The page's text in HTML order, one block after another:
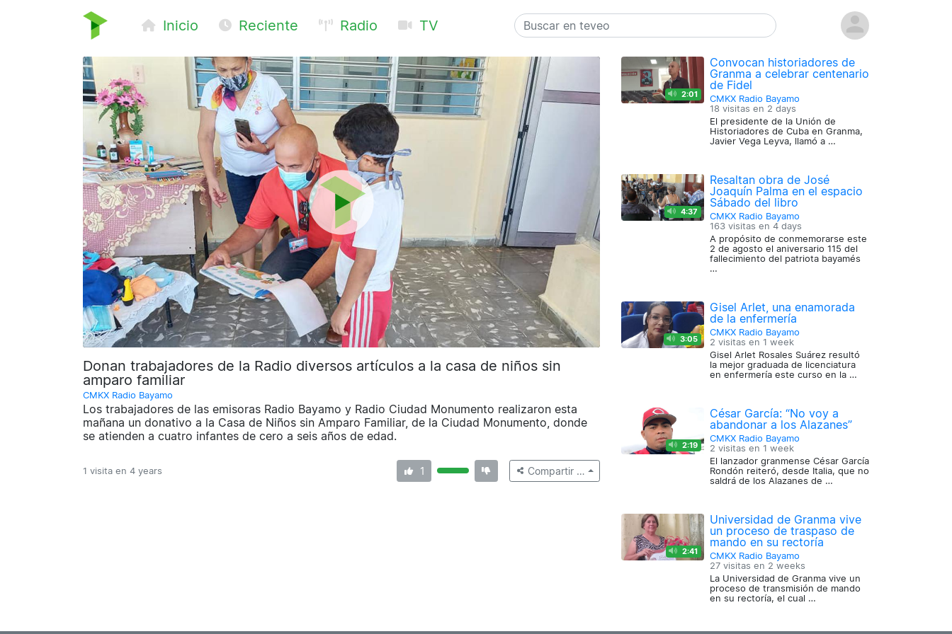
Inicio Reciente Radio TV
Donan trabajadores de la Radio diversos artículos a la casa de niños sin
amparo familiar
CMKX Radio Bayamo
Los trabajadores de las emisoras Radio Bayamo y Radio Ciudad Monumento realizaron esta
mañana un donativo a la Casa de Niños sin Amparo Familiar, de la Ciudad Monumento, donde
se atienden a cuatro infantes de cero a seis años de edad.
1 visita en 4 years 1 Compartir …
2:01
Convocan historiadores de
Granma a celebrar centenario
de Fidel
CMKX Radio Bayamo
18 visitas en 2 days
El presidente de la Unión de
Historiadores de Cuba en Granma,
Javier Vega Leyva, llamó a …
4:37
Resaltan obra de José
Joaquín Palma en el espacio
Sábado del libro
CMKX Radio Bayamo
163 visitas en 4 days
A propósito de conmemorarse este
2 de agosto el aniversario 115 del
fallecimiento del patriota bayamés
…
3:05
Gisel Arlet, una enamorada
de la enfermería
CMKX Radio Bayamo
2 visitas en 1 week
Gisel Arlet Rosales Suárez resultó
la mejor graduada de licenciatura
en enfermería este curso en la …
2:19
César García: “No voy a
abandonar a los Alazanes”
CMKX Radio Bayamo
2 visitas en 1 week
El lanzador granmense César García
Rondón reiteró, desde Italia, que no
saldrá de los Alazanes de …
2:41
Universidad de Granma vive
un proceso de traspaso de
mando en su rectoría
CMKX Radio Bayamo
27 visitas en 2 weeks
La Universidad de Granma vive un
proceso de transmisión de mando
en su rectoría, el cual …